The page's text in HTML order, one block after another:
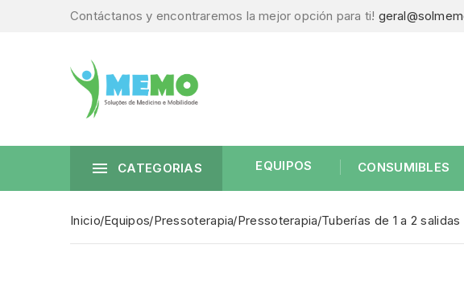
Contáctanos y encontraremos la mejor opción para ti!
 CATEGORIAS EQUIPOS CONSUMIBLES
Inicio Equipos Pressoterapia Pressoterapia Tuberías de 1 a 2